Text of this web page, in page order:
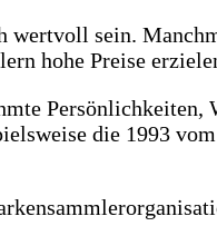
sein.
hohe Preise
die 1993